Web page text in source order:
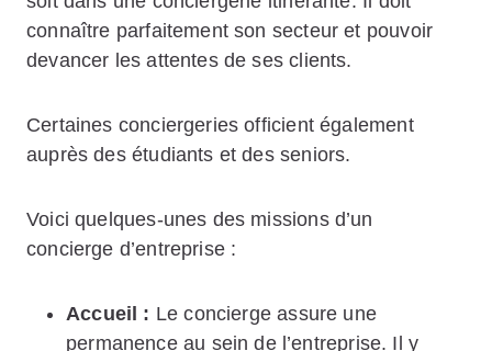
connaître parfaitement son secteur et pouvoir
devancer les attentes de ses clients.
Certaines conciergeries officient également
auprès des étudiants et des seniors.
Voici quelques-unes des missions d’un
concierge d’entreprise :
Accueil : Le concierge assure une
permanence au sein de l’entreprise. Il y